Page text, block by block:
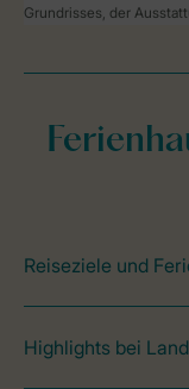
Grundrisses, der
Reiseziele und
Highlights bei